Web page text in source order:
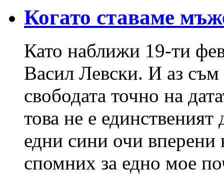
Когато ставаме
Като наближи 19-ти
Васил Левски. И аз съм
свободата точно на
това не е
едни сини очи
спомних за едно мое